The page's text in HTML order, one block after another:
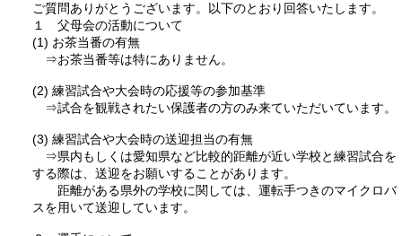
ご質問ありがとうございます。以下のとおり回答いたします。
１ 父母会の活動について
(1) お茶当番の有無
⇒お茶当番等は特にありません。
(2) 練習試合や大会時の応援等の参加基準
⇒試合を観戦されたい保護者の方のみ来ていただいています。
(3) 練習試合や大会時の送迎担当の有無
⇒県内もしくは愛知県など比較的距離が近い学校と練習試合を
する際は、送迎をお願いすることがあります。
距離がある県外の学校に関しては、運転手つきのマイクロバ
スを用いて送迎しています。